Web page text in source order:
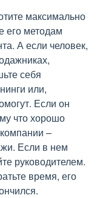
максимально
его методам
А если человек,
себя
или,
Если он
что хорошо
–
Если в нем
руководителем.
время, его